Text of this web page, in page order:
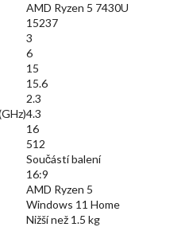
AMD Ryzen 5 7430U
15237
3
6
15
15.6
2.3
4.3
16
512
Součástí balení
16:9
AMD Ryzen 5
Windows 11 Home
Nižší než 1.5 kg